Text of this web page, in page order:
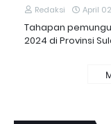
Redaksi April
Tahapan
2024 di Provinsi